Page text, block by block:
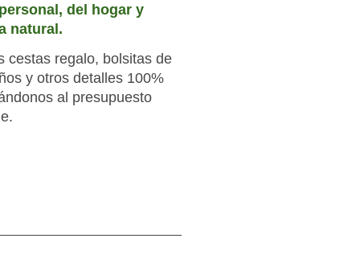
del hogar y
natural.
cestas regalo, bolsitas de
y otros detalles 100%
al presupuesto